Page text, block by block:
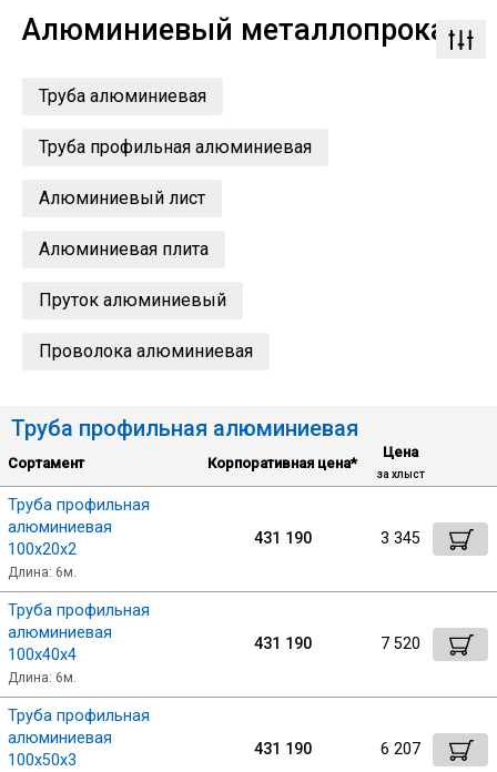
Уголок
Полоса
Профлист
Алюминиевый металлопрокат
Труба алюминиевая
Труба профильная алюминиевая
Алюминиевый лист
Алюминиевая плита
Пруток алюминиевый
Проволока алюминиевая
Сбросить настройки фильтра
Труба профильная алюминиевая
Сортамент Корпоративная цена*
Цена
за хлыст
Труба профильная
алюминиевая
100х20х2
Длина: 6м.
431 190 3 345
Труба профильная
алюминиевая
100х40х4
Длина: 6м.
431 190 7 520
Труба профильная
алюминиевая
100х50х3
431 190 6 207